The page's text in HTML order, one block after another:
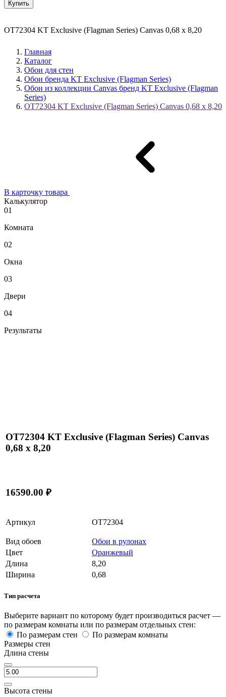
Купить
OT72304 KT Exclusive (Flagman Series) Canvas 0,68 x 8,20
Главная
Каталог
Обои для стен
Обои бренда KT Exclusive (Flagman Series)
Обои из коллекции Canvas бренд KT Exclusive (Flagman
Series)
OT72304 KT Exclusive (Flagman Series) Canvas 0,68 x 8,20
В карточку товара
Калькулятор
01
Комната
02
Окна
03
Двери
04
Результаты
OT72304 KT Exclusive (Flagman Series) Canvas
0,68 x 8,20
16590.00 ₽
Артикул OT72304
Вид обоев
Обои в рулонах
Цвет
Оранжевый
Длина
8,20
Ширина
0,68
Тип расчета
Выберите вариант по которому будет производиться расчет —
по размерам комнаты или по размерам отдельных стен:
По размерам стен
По размерам комнаты
Размеры стен
Длина стены
Высота стены